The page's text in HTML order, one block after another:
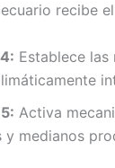
recibe
Establece
Activa
y medianos